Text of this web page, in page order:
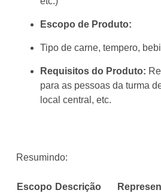
Escopo de Produto:
Tipo de carne, tempero,
Requisitos do Produto:
para as pessoas da turma
local central, etc.
Resumindo:
Escopo Descrição